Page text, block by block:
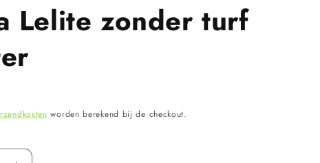
Lelite zonder turf
worden berekend bij de checkout.